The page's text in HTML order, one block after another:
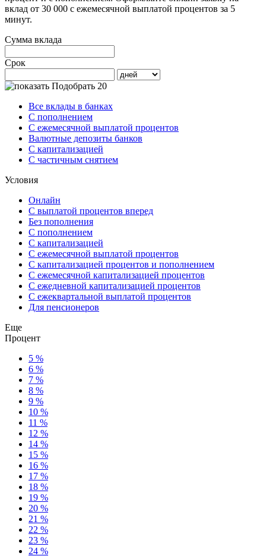
вклад от 30 000 с ежемесячной выплатой процентов за 5
минут.
Сумма вклада
Срок
Подобрать 20
Все вклады в банках
С пополнением
С ежемесячной выплатой процентов
Валютные депозиты банков
С капитализацией
С частичным снятием
Условия
Онлайн
С выплатой процентов вперед
Без пополнения
С пополнением
С капитализацией
С ежемесячной выплатой процентов
С капитализацией процентов и пополнением
С ежемесячной капитализацией процентов
С ежедневной капитализацией процентов
С ежеквартальной выплатой процентов
Для пенсионеров
Еще
Процент
5 %
6 %
7 %
8 %
9 %
10 %
11 %
12 %
14 %
15 %
16 %
17 %
18 %
19 %
20 %
21 %
22 %
23 %
24 %